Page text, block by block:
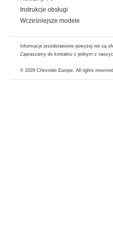
Instrukcje obsługi
Wcześniejsze modele
Informacje przedstawione powyżej nie są
Zapraszamy do kontaktu z jednym z
© 2026 Chevrolet Europe. All rights reserved